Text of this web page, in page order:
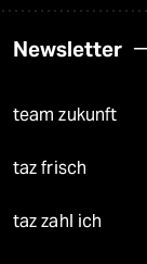
Newsletter
team zukunft
taz frisch
taz zahl ich